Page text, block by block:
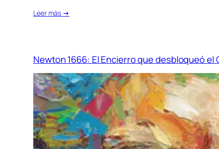
Leer más →
Newton 1666: El Encierro que desbloqueó el